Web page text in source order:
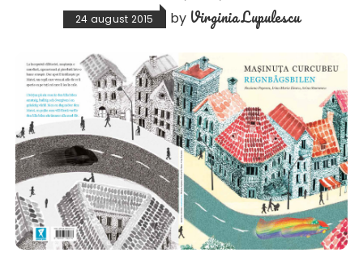
24 august 2015 by Virginia Lupulescu